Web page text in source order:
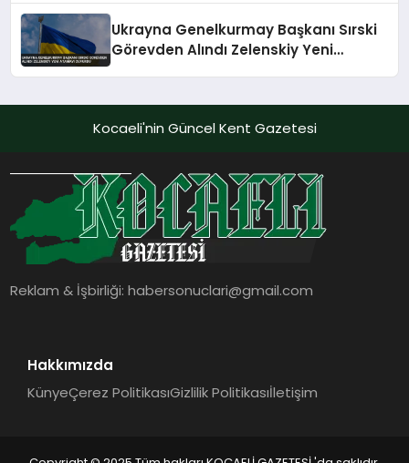
Ukrayna Genelkurmay Başkanı Sırski
Görevden Alındı Zelenskiy Yeni
Kocaeli'nin Güncel Kent Gazetesi
Reklam & İşbirliği:habersonuclari@gmail.com
Hakkımızda
KünyeÇerez PolitikasıGizlilik Politikasıİletişim